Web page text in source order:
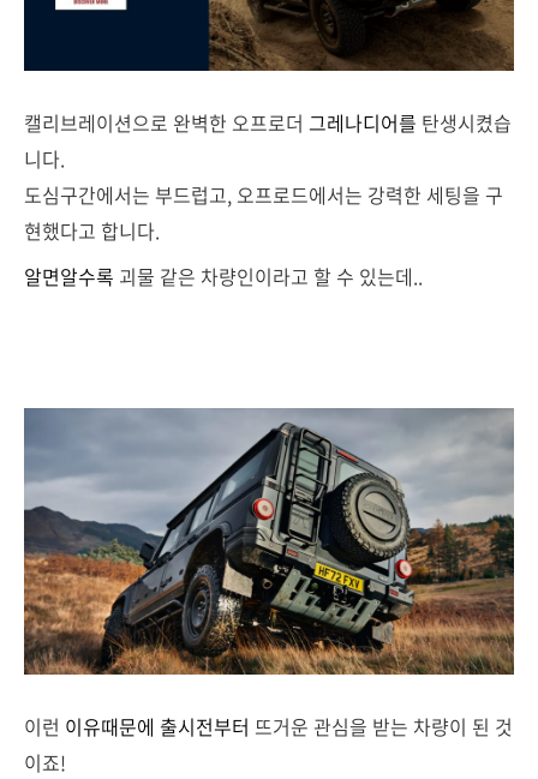
캘리브레이션으로 완벽한 오프로더 그레나디어를 탄생시켰습
니다.
도심구간에서는 부드럽고, 오프로드에서는 강력한 세팅을 구
현했다고 합니다.
알면알수록 괴물 같은 차량인이라고 할 수 있는데..
이런 이유때문에 출시전부터 뜨거운 관심을 받는 차량이 된 것
이죠!